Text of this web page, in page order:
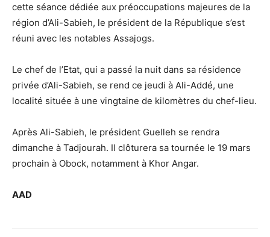
cette séance dédiée aux préoccupations majeures de la
région d’Ali-Sabieh, le président de la République s’est
réuni avec les notables Assajogs.
Le chef de l’Etat, qui a passé la nuit dans sa résidence
privée d’Ali-Sabieh, se rend ce jeudi à Ali-Addé, une
localité située à une vingtaine de kilomètres du chef-lieu.
Après Ali-Sabieh, le président Guelleh se rendra
dimanche à Tadjourah. Il clôturera sa tournée le 19 mars
prochain à Obock, notamment à Khor Angar.
AAD